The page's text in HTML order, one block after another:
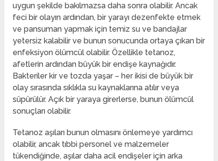
uygun şekilde bakılmazsa daha sonra olabilir. Ancak
feci bir olayın ardından, bir yarayı dezenfekte etmek
ve pansuman yapmak için temiz su ve bandajlar
yetersiz kalabilir ve bunun sonucunda ortaya çıkan bir
enfeksiyon ölümcül olabilir. Özellikle tetanoz,
afetlerin ardından büyük bir endişe kaynağıdır.
Bakteriler kir ve tozda yaşar – her ikisi de büyük bir
olay sırasında sıklıkla su kaynaklarına atılır veya
süpürülür. Açık bir yaraya girerlerse, bunun ölümcül
sonuçları olabilir.
Tetanoz aşıları bunun olmasını önlemeye yardımcı
olabilir, ancak tıbbi personel ve malzemeler
tükendiğinde, aşılar daha acil endişeler için arka